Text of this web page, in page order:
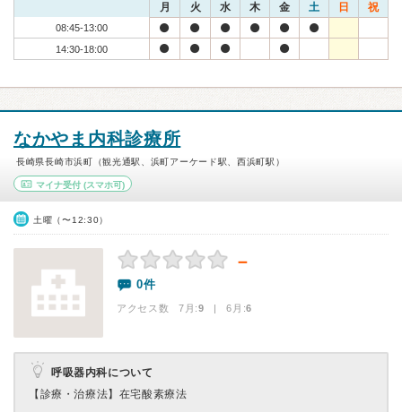
月 火 水 木 金 土 日 祝
08:45-13:00
14:30-18:00
なかやま内科診療所
長崎県長崎市浜町（観光通駅、浜町アーケード駅、西浜町駅）
マイナ受付 (スマホ可)
土曜（〜12:30）
－
0件
アクセス数 7月:9 | 6月:6
呼吸器内科について
【診療・治療法】 在宅酸素療法